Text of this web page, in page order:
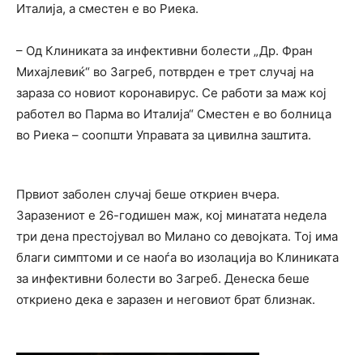
Италија, а сместен е во Риека.
– Од Клиниката за инфективни болести „Др. Фран
Михајлевиќ“ во Загреб, потврден е трет случај на
зараза со новиот коронавирус. Се работи за маж кој
работел во Парма во Италија“ Сместен е во болница
во Риека – соопшти Управата за цивилна заштита.
Првиот заболен случај беше откриен вчера.
Заразениот е 26-годишен маж, кој минатата недела
три дена престојувал во Милано со девојката. Тој има
благи симптоми и се наоѓа во изолација во Клиниката
за инфективни болести во Загреб. Денеска беше
откриено дека е заразен и неговиот брат близнак.